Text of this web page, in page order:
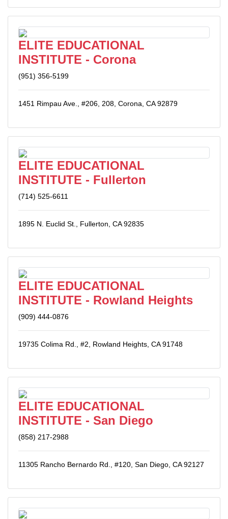
ELITE EDUCATIONAL
INSTITUTE - Corona
(951) 356-5199
1451 Rimpau Ave., #206, 208, Corona, CA 92879
ELITE EDUCATIONAL
INSTITUTE - Fullerton
(714) 525-6611
1895 N. Euclid St., Fullerton, CA 92835
ELITE EDUCATIONAL
INSTITUTE - Rowland Heights
(909) 444-0876
19735 Colima Rd., #2, Rowland Heights, CA 91748
ELITE EDUCATIONAL
INSTITUTE - San Diego
(858) 217-2988
11305 Rancho Bernardo Rd., #120, San Diego, CA 92127